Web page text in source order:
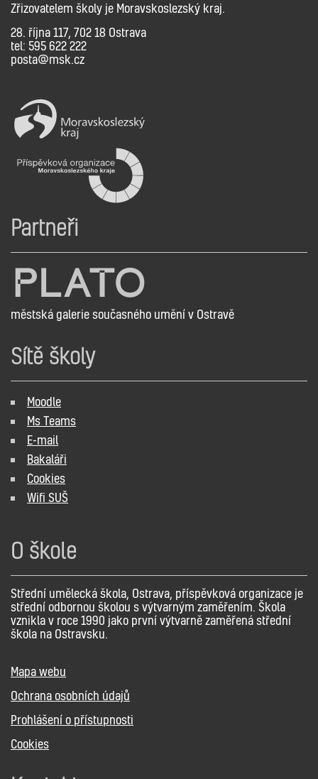
Zřizovatelem školy je Moravskoslezský kraj.
28. října 117, 702 18 Ostrava
tel: 595 622 222
posta@msk.cz
Partneři
městská galerie současného umění v Ostravě
Sítě školy
Moodle
Ms Teams
E-mail
Bakaláři
Cookies
Wifi SUŠ
O škole
Střední umělecká škola, Ostrava, příspěvková organizace je
střední odbornou školou s výtvarným zaměřením. Škola
vznikla v roce 1990 jako první výtvarně zaměřená střední
škola na Ostravsku.
Mapa webu
Ochrana osobních údajů
Prohlášení o přístupnosti
Cookies